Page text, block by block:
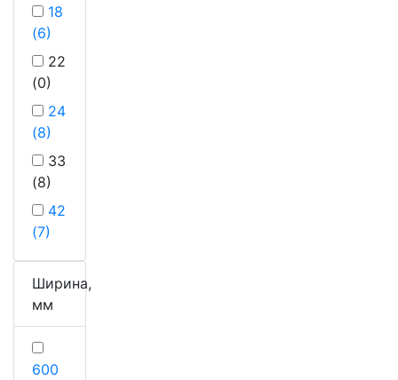
18
(6)
22
(0)
24
(8)
33
(8)
42
(7)
Ширина,
мм
600